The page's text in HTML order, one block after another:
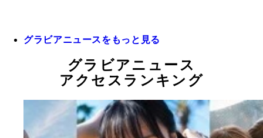
グラビアニュースをもっと見る
グラビアニュース
アクセスランキング